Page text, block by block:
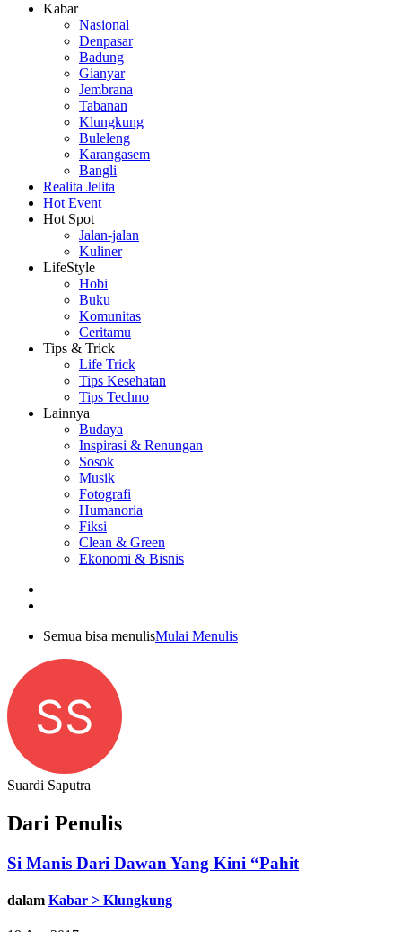
Kabar
Nasional
Denpasar
Badung
Gianyar
Jembrana
Tabanan
Klungkung
Buleleng
Karangasem
Bangli
Realita Jelita
Hot Event
Hot Spot
Jalan-jalan
Kuliner
LifeStyle
Hobi
Buku
Komunitas
Ceritamu
Tips & Trick
Life Trick
Tips Kesehatan
Tips Techno
Lainnya
Budaya
Inspirasi & Renungan
Sosok
Musik
Fotografi
Humanoria
Fiksi
Clean & Green
Ekonomi & Bisnis
Semua bisa menulisMulai Menulis
SS
Suardi Saputra
Dari Penulis
Si Manis Dari Dawan Yang Kini “Pahit
dalam Kabar > Klungkung